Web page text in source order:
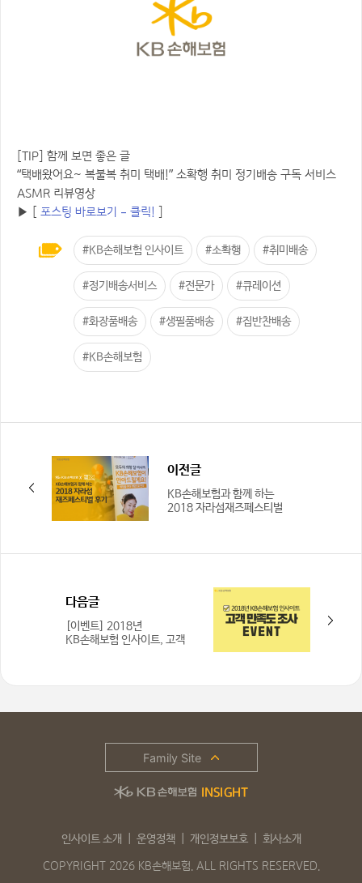
[TIP] 함께 보면 좋은 글
“택배왔어요~ 복불복 취미 택배!” 소확행 취미 정기배송 구독 서비스
ASMR 리뷰영상
▶ [ 포스팅 바로보기 – 클릭!
#KB손해보험 인사이트 #소확행 #취미배송
#정기배송서비스 #전문가 #큐레이션
#화장품배송 #생필품배송 #집반찬배송
#KB손해보험
이전글
KB손해보험과 함께 하는
2018 자라섬재즈페스티벌
다음글
[이벤트] 2018년
KB손해보험 인사이트, 고객
인사이트 소개 운영정책 개인정보보호 회사소개
COPYRIGHT 2026 KB손해보험. ALL RIGHTS RESERVED.
Family Site